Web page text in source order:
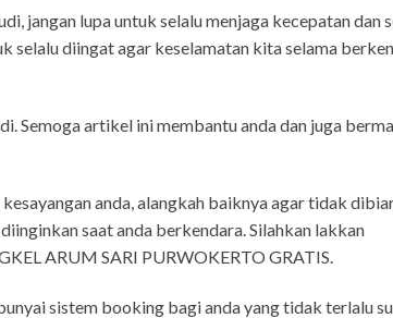
jangan lupa untuk selalu menjaga kecepatan dan
selalu diingat agar keselamatan kita selama
Semoga artikel ini membantu anda dan juga
anda, alangkah baiknya agar tidak
saat anda berkendara. Silahkan lakkan
ARUM SARI PURWOKERTO GRATIS.
sistem booking bagi anda yang tidak terlalu